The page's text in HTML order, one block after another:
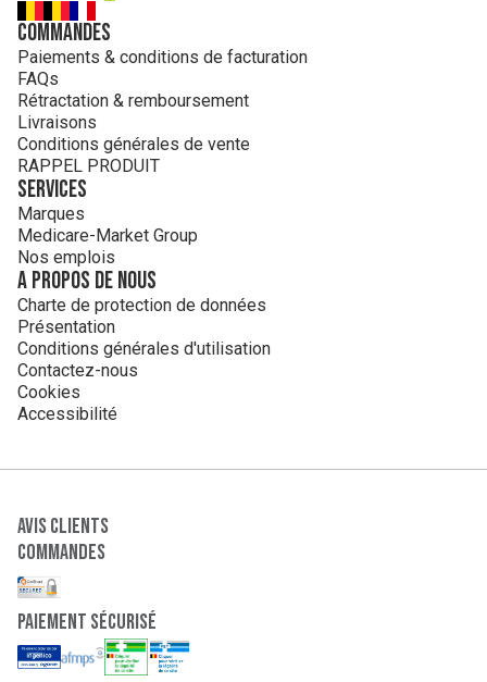
Commandes
Paiements & conditions de facturation
FAQs
Rétractation & remboursement
Livraisons
Conditions générales de vente
RAPPEL PRODUIT
Services
Marques
Medicare-Market Group
Nos emplois
A propos de nous
Charte de protection de données
Présentation
Conditions générales d'utilisation
Contactez-nous
Cookies
Accessibilité
Avis clients
Commandes
paiement sécurisé